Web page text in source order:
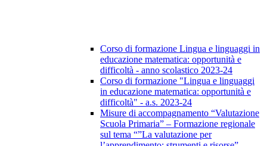
Corso di formazione Lingua e linguaggi in
educazione matematica: opportunità e
difficoltà - anno scolastico 2023-24
Corso di formazione "Lingua e linguaggi
in educazione matematica: opportunità e
difficoltà" - a.s. 2023-24
Misure di accompagnamento “Valutazione
Scuola Primaria” – Formazione regionale
sul tema “”La valutazione per